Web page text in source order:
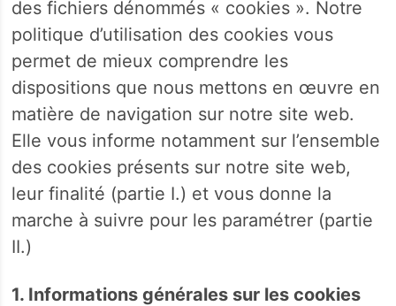
des fichiers dénommés « cookies ». Notre
politique d’utilisation des cookies vous
permet de mieux comprendre les
dispositions que nous mettons en œuvre en
matière de navigation sur notre site web.
Elle vous informe notamment sur l’ensemble
des cookies présents sur notre site web,
leur finalité (partie I.) et vous donne la
marche à suivre pour les paramétrer (partie
II.)
1. Informations générales sur les cookies